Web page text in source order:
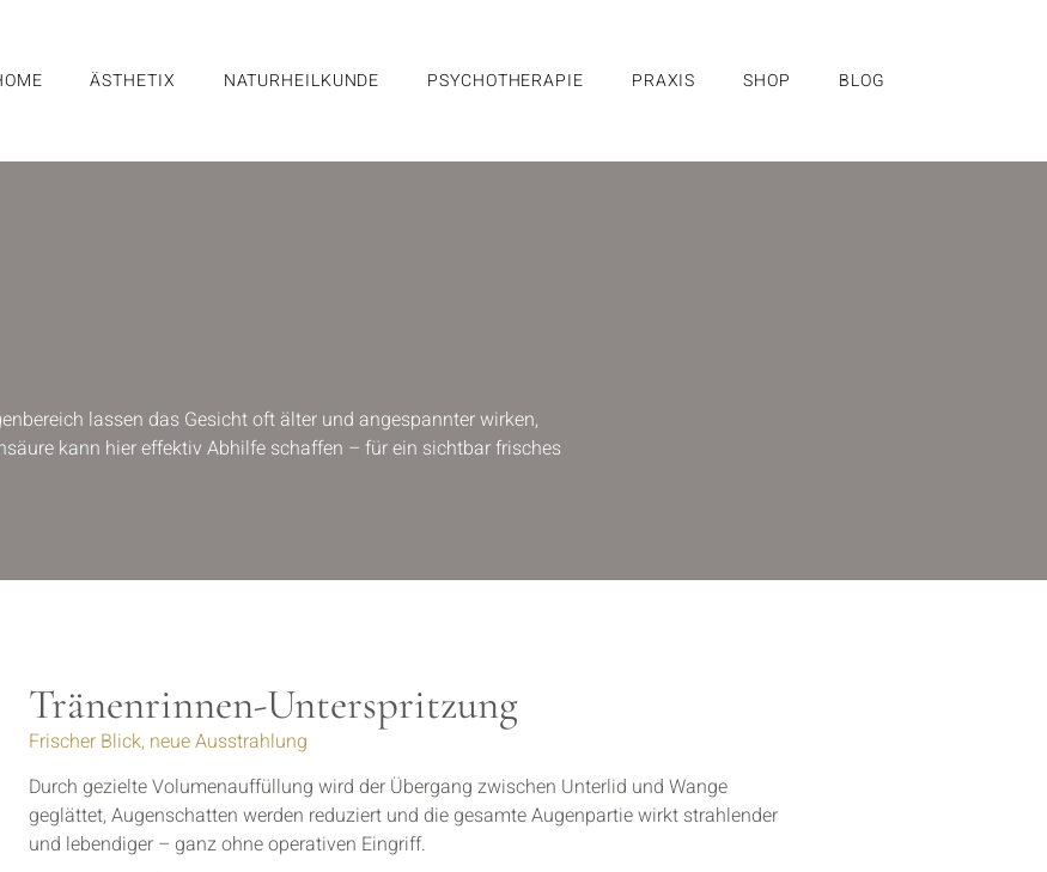
ÄSTHETIX NATURHEILKUNDE PSYCHOTHERAPIE PRAXIS SHOP BLOG
lassen das Gesicht oft älter und angespannter wirken,
kann hier effektiv Abhilfe schaffen – für ein sichtbar frisches
Tränenrinnen-Unterspritzung
Frischer Blick, neue Ausstrahlung
Durch gezielte Volumenauffüllung wird der Übergang zwischen Unterlid und Wange
geglättet, Augenschatten werden reduziert und die gesamte Augenpartie wirkt strahlender
und lebendiger – ganz ohne operativen Eingriff.